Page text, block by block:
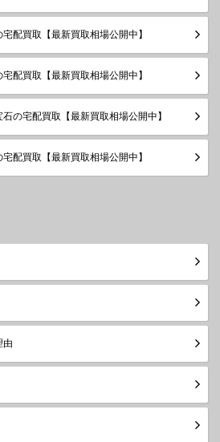
配買取【最新買取相場公開中】
配買取【最新買取相場公開中】
の宅配買取【最新買取相場公開中】
配買取【最新買取相場公開中】
由